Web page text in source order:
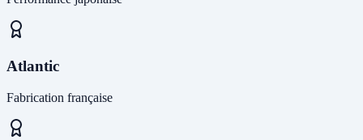
Atlantic
Fabrication française